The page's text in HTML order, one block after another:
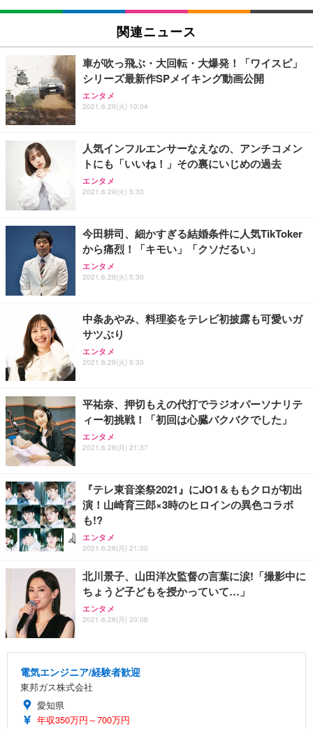
SIHOO B100 オフィスチェア／デスクチェア メッシ
ュチェア 人間工学 疲れない ブラック
￥27,999
Sezlife オフィスチェア デスクチェア 疲れない テレ
ワーク チェア 強化バックレスト 30度ロッキング機
能 人間工学 椅子 腰サポート 90度跳ね上げ式アーム
務用 おしゃれ パソコンチェア (ブラック)
Sezlife オフィスチェア デスクチェア 疲れない テレ
ワーク チェア 強化バックレスト 30度ロッキング機
能 人間工学 椅子 腰サポート 90度跳ね上げ式アーム
務用 おしゃれ パソコンチェア (ホワイト)
ANDWINT オフィスチェア デスクチェア 肘なし メ
ッシュ 通気性 ランバーサポート付き 腰サポート ガ
ス圧無段階昇降 360度回転 キャスター付き コンパク
EIZO ビジネス向けプレミアムモニター | FlexScan
【純正品】27"ゲーミングモニター DualSense 充電
フック付き（CFI-ZDM1J）
【整備済み品】Dell E2724HS 27インチ 液晶モニタ
ー フルHD（1920×1080）VA 非光沢 HDMI/DisplayP
ort/VGA スピーカー内蔵 高さ調整 スイベル VESA対
【MiniLED/24.5inch/280Hz/FHD】GRAPHT THE S
HOOTER Gaming Monitor 24” Essential ゲーミン
グモニター QD 24.5インチ 1ms FHD 量子ドット 残
Amazonベーシック ペットシーツ 厚型 ワイド 42枚
x2袋(84枚) ホワイト(吸収面:ライトブルー)
￥3,234
ネオ・ルーライフ ネオ・オムツ L 中型犬用 26枚入
り 単品
Smart Basic(スマートベーシック) 【Amazon.co.jp
限定】 Smart Basic アイリスオーヤマ ペットシーツ
超厚型 お徳用 ワイド 100枚入 (x 1) (ケース販売)
アイリスオーヤマ ペットシーツ 超厚型 お徳用 レギ
ュラー 200枚入【Amazon.co.jp限定】
関連ニュース
車が吹っ飛ぶ・大回転・大爆発！「ワイスピ」
シリーズ最新作SPメイキング動画公開
エンタメ
2021.6.29(火) 10:04
人気インフルエンサーなえなの、アンチコメン
トにも「いいね！」その裏にいじめの過去
エンタメ
2021.6.29(火) 5:30
今田耕司、細かすぎる結婚条件に人気TikToker
から痛烈！「キモい」「クソだるい」
エンタメ
2021.6.29(火) 5:30
中条あやみ、料理姿をテレビ初披露も可愛いガ
サツぶり
エンタメ
2021.6.29(火) 5:30
平祐奈、押切もえの代打でラジオパーソナリテ
ィー初挑戦！「初回は心臓バクバクでした」
エンタメ
2021.6.28(月) 21:37
『テレ東音楽祭2021』にJO1＆ももクロが初出
演！山崎育三郎×3時のヒロインの異色コラボ
も!?
エンタメ
2021.6.28(月) 21:30
北川景子、山田洋次監督の言葉に涙!「撮影中に
ちょうど子どもを授かっていて…」
エンタメ
2021.6.28(月) 20:06
電気エンジニア/経験者歓迎
東邦ガス株式会社
愛知県
年収350万円～700万円